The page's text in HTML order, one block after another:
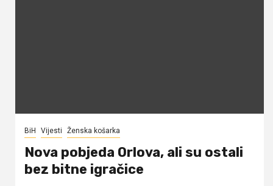
BiH Vijesti Ženska košarka
Nova pobjeda Orlova, ali su ostali
bez bitne igračice